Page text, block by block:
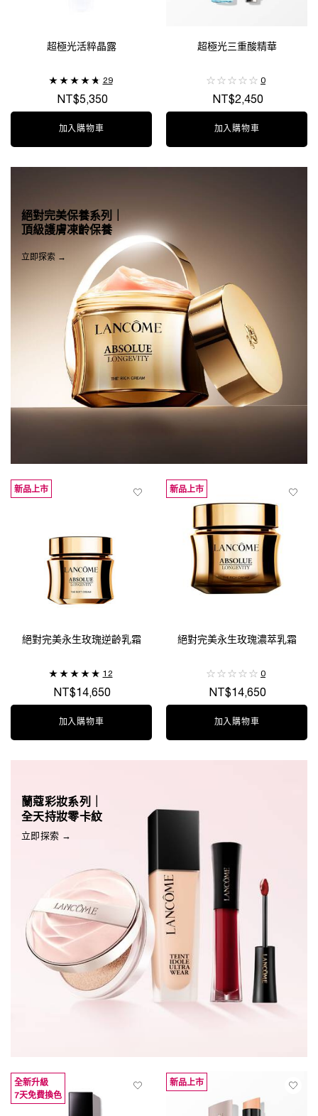
超極光活粹晶露
29
NT$5,350
加入購物車
超極光三重酸精華
0
NT$2,450
加入購物車
絕對完美保養系列｜
頂級護膚凍齡保養
立即探索 →
新品上市
絕對完美永生玫瑰逆齡乳霜
12
NT$14,650
加入購物車 絕對完美永生玫瑰逆齡乳霜
新品上市
絕對完美永生玫瑰濃萃乳霜
0
NT$14,650
加入購物車
蘭蔻彩妝系列｜
全天持妝零卡紋
立即探索 →
全新升級
7天免費換色
新品上市